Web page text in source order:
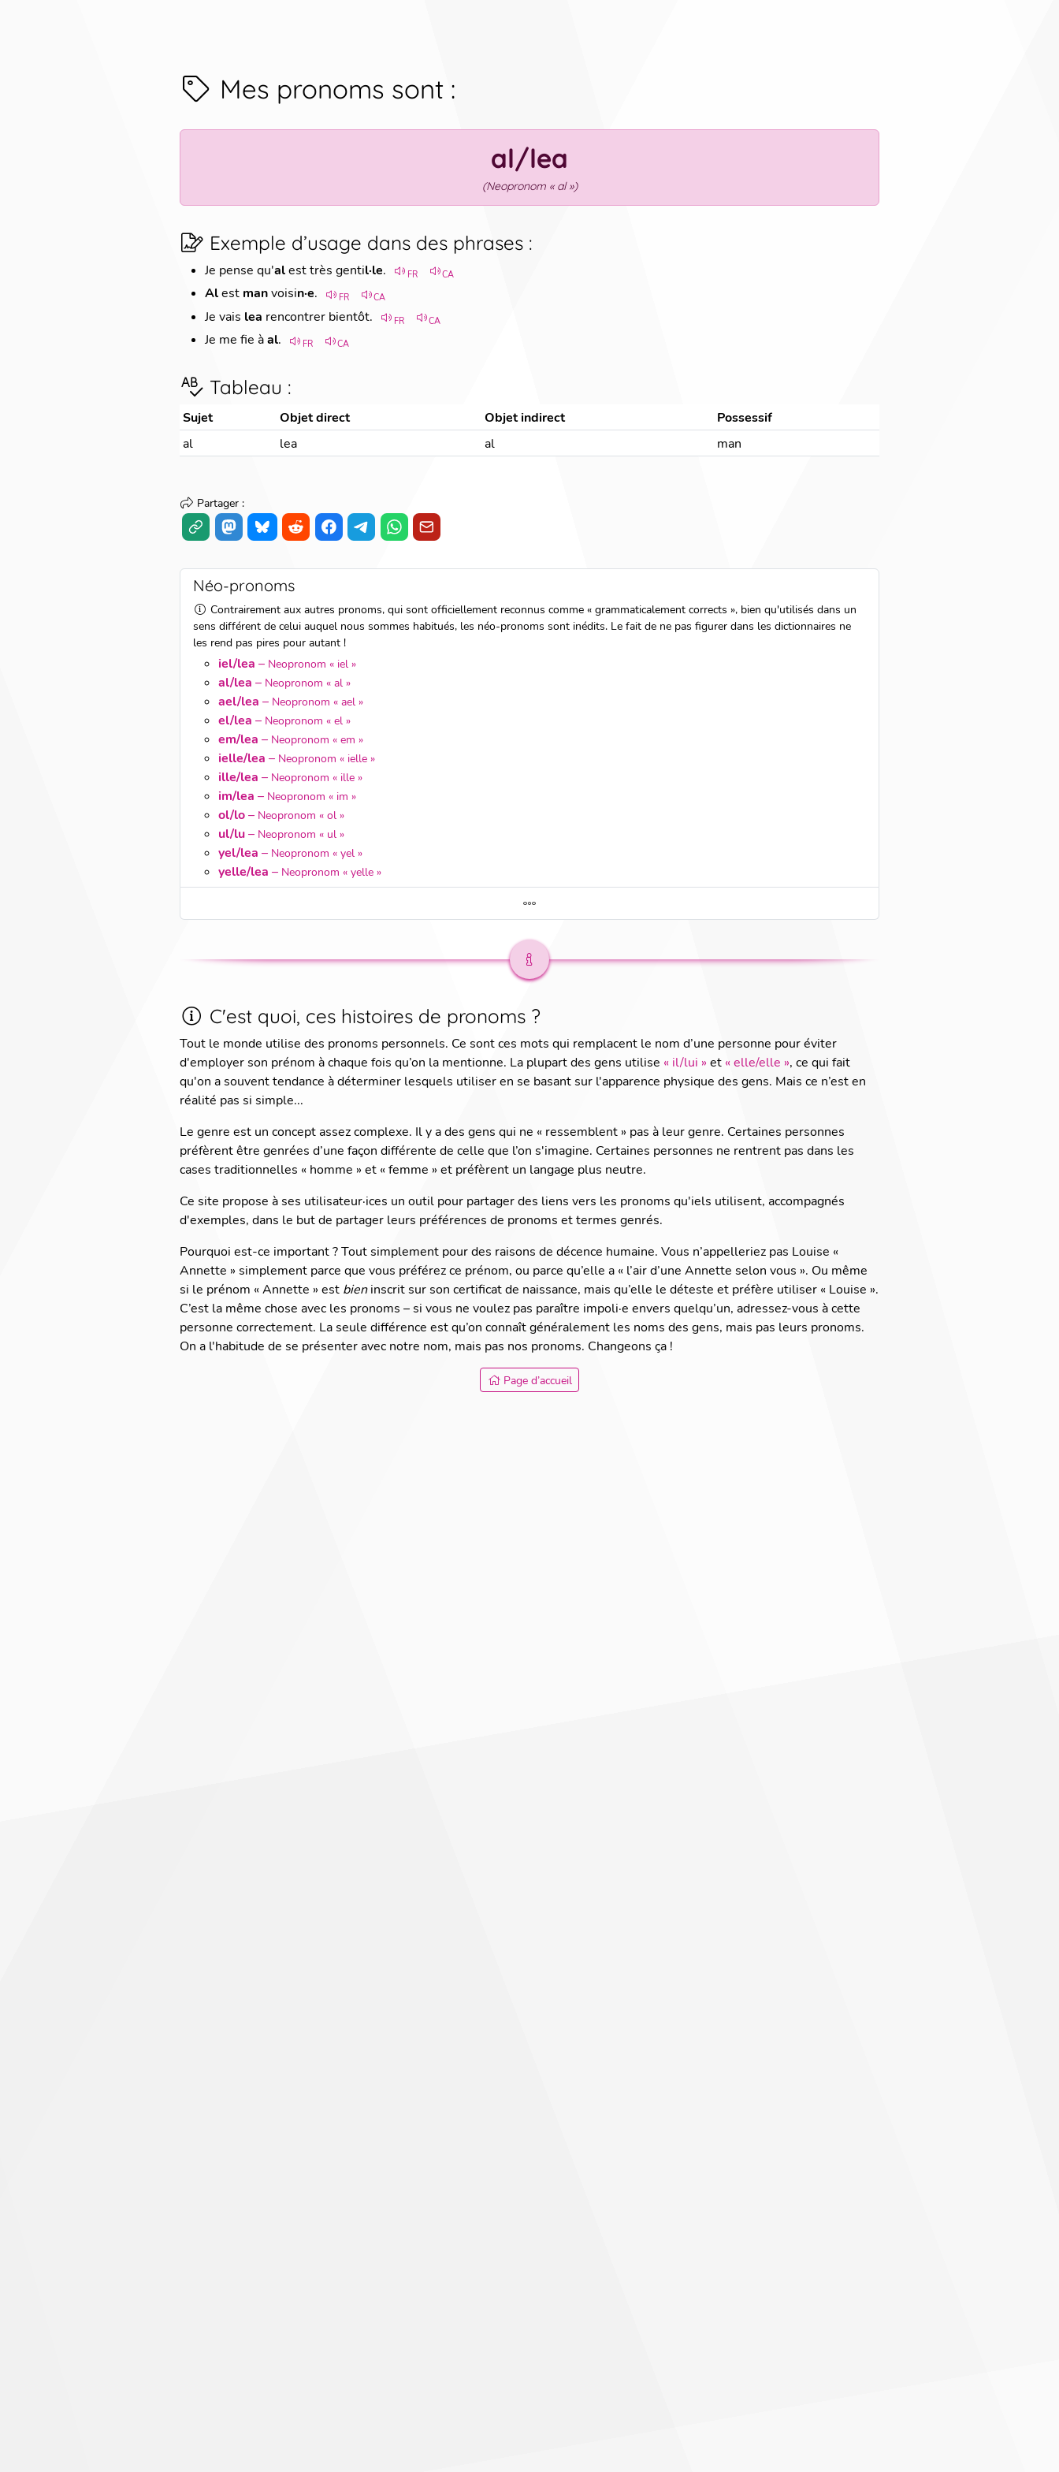
Mes pronoms sont :
al/lea
(Neopronom « al »)
Exemple d’usage dans des phrases:
Je pense qu'al est très gentil·le FR CA
Al est man voisin·e. FR CA
Je vais lea rencontrer bientôt. FR CA
Je me fie à al. FR CA
Tableau :
Sujet Objet direct Objet indirect
Possessif
al
lea al man
Partager:
Néo-pronoms
Contrairement aux autres pronoms, qui sont officiellement reconnus comme « grammaticalement corrects », bien qu'utilisés dans un
sens différent de celui auquel nous sommes habitués, les néo-pronoms sont inédits. Le fait de ne pas figurer dans les dictionnaires ne
les rend pas pires pour autant !
iel/lea – Neopronom « iel »
al/lea – Neopronom « al »
ael/lea – Neopronom « ael »
el/lea – Neopronom « el »
em/lea – Neopronom « em »
ielle/lea – Neopronom « ielle »
ille/lea – Neopronom « ille »
im/lea – Neopronom « im »
ol/lo – Neopronom « ol »
ul/lu – Neopronom « ul »
yel/lea – Neopronom « yel »
yelle/lea – Neopronom « yelle »
C'est quoi, ces histoires de pronoms ?
Tout le monde utilise des pronoms personnels. Ce sont ces mots qui remplacent le nom d’une personne pour éviter
d'employer son prénom à chaque fois qu’on la mentionne. La plupart des gens utilise « il/lui » et « elle/elle », ce qui fait
qu'on a souvent tendance à déterminer lesquels utiliser en se basant sur l'apparence physique des gens. Mais ce n’est en
réalité pas si simple...
Le genre est un concept assez complexe. Il y a des gens qui ne « ressemblent » pas à leur genre. Certaines personnes
préfèrent être genrées d’une façon différente de celle que l’on s'imagine. Certaines personnes ne rentrent pas dans les
cases traditionnelles « homme » et « femme » et préfèrent un langage plus neutre.
Ce site propose à ses utilisateur·ices un outil pour partager des liens vers les pronoms qu'iels utilisent, accompagnés
d'exemples, dans le but de partager leurs préférences de pronoms et termes genrés.
Pourquoi est-ce important ? Tout simplement pour des raisons de décence humaine. Vous n’appelleriez pas Louise «
Annette » simplement parce que vous préférez ce prénom, ou parce qu’elle a « l’air d’une Annette selon vous ». Ou même
si le prénom « Annette » est bieninscrit sur son certificat de naissance, mais qu’elle le déteste et préfère utiliser « Louise ».
C’est la même chose avec les pronoms – si vous ne voulez pas paraître impoli·e envers quelqu’un, adressez-vous à cette
personne correctement. La seule différence est qu’on connaît généralement les noms des gens, mais pas leurs pronoms.
On a l'habitude de se présenter avec notre nom, mais pas nos pronoms. Changeons ça !
Page d’accueil